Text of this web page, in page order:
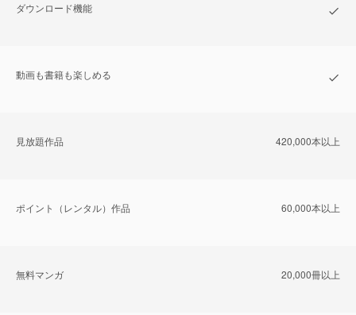
ダウンロード機能
動画も書籍も楽しめる
⾒放題作品 420,000本以上
ポイント（レンタル）作品 60,000本以上
無料マンガ 20,000冊以上